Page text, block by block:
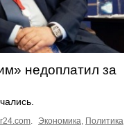
недоплатил за
Экономика Политика